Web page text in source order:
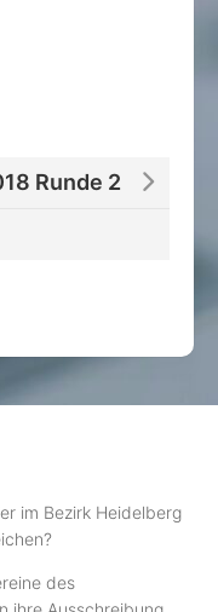
Runde 2
im Bezirk Heidelberg
des